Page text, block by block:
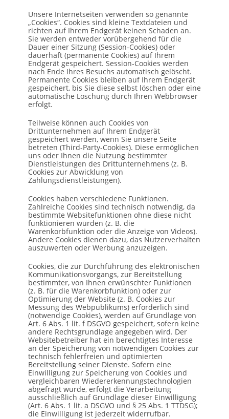
Unsere Internetseiten verwenden so genannte
„Cookies“. Cookies sind kleine Textdateien und
richten auf Ihrem Endgerät keinen Schaden an.
Sie werden entweder vorübergehend für die
Dauer einer Sitzung (Session-Cookies) oder
dauerhaft (permanente Cookies) auf Ihrem
Endgerät gespeichert. Session-Cookies werden
nach Ende Ihres Besuchs automatisch gelöscht.
Permanente Cookies bleiben auf Ihrem Endgerät
gespeichert, bis Sie diese selbst löschen oder eine
automatische Löschung durch Ihren Webbrowser
erfolgt.
Teilweise können auch Cookies von
Drittunternehmen auf Ihrem Endgerät
gespeichert werden, wenn Sie unsere Seite
betreten (Third-Party-Cookies). Diese ermöglichen
uns oder Ihnen die Nutzung bestimmter
Dienstleistungen des Drittunternehmens (z. B.
Cookies zur Abwicklung von
Zahlungsdienstleistungen).
Cookies haben verschiedene Funktionen.
Zahlreiche Cookies sind technisch notwendig, da
bestimmte Websitefunktionen ohne diese nicht
funktionieren würden (z. B. die
Warenkorbfunktion oder die Anzeige von Videos).
Andere Cookies dienen dazu, das Nutzerverhalten
auszuwerten oder Werbung anzuzeigen.
Cookies, die zur Durchführung des elektronischen
Kommunikationsvorgangs, zur Bereitstellung
bestimmter, von Ihnen erwünschter Funktionen
(z. B. für die Warenkorbfunktion) oder zur
Optimierung der Website (z. B. Cookies zur
Messung des Webpublikums) erforderlich sind
(notwendige Cookies), werden auf Grundlage von
Art. 6 Abs. 1 lit. f DSGVO gespeichert, sofern keine
andere Rechtsgrundlage angegeben wird. Der
Websitebetreiber hat ein berechtigtes Interesse
an der Speicherung von notwendigen Cookies zur
technisch fehlerfreien und optimierten
Bereitstellung seiner Dienste. Sofern eine
Einwilligung zur Speicherung von Cookies und
vergleichbaren Wiedererkennungstechnologien
abgefragt wurde, erfolgt die Verarbeitung
ausschließlich auf Grundlage dieser Einwilligung
(Art. 6 Abs. 1 lit. a DSGVO und § 25 Abs. 1 TTDSG);
die Einwilligung ist jederzeit widerrufbar.